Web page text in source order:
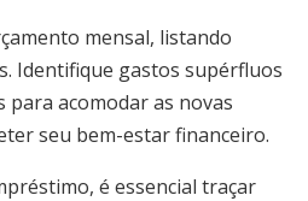
mensal, listando
Identifique gastos supérfluos
acomodar as novas
seu bem-estar financeiro.
é essencial traçar